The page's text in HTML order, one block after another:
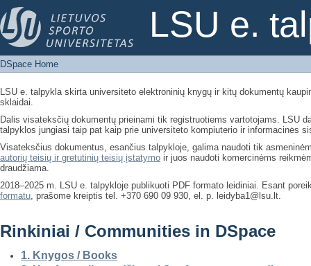
LSU e.
DSpace Home
DSpace Home
LSU e. talpykla skirta universiteto elektroninių knygų ir kitų dokumentų
sklaidai.
Dalis visateksčių dokumentų prieinami tik registruotiems vartotojams. LSU
talpyklos jungiasi taip pat kaip prie universiteto kompiuterio ir informacinės
Visateksčius dokumentus, esančius talpykloje, galima naudoti tik
autorių teisių ir gretutinių teisių įstatymo ir juos naudoti komercinėms
draudžiama.
2018–2025 m. LSU e. talpykloje publikuoti PDF formato leidiniai. Esant
formatu, prašome kreiptis tel. +370 690 09 930, el. p. leidyba1@lsu.lt.
Rinkiniai / Communities in DSpace
1. Knygos / Books